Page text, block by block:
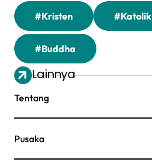
#Kristen #Katolik
#Buddha
Lainnya
Tentang
Pusaka